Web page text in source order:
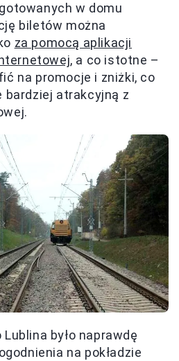
w domu
biletów można
za pomocą aplikacji
, a co istotne –
na promocje i zniżki, co
bardziej atrakcyjną z
było naprawdę
na pokładzie